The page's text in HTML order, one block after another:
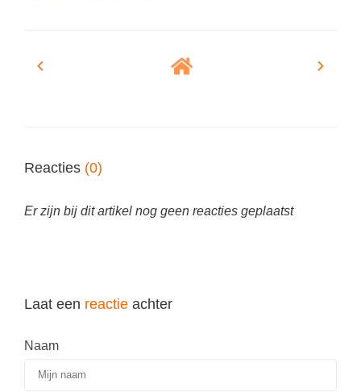
Reacties (0)
Er zijn bij dit artikel nog geen reacties geplaatst
Laat een reactie achter
Naam